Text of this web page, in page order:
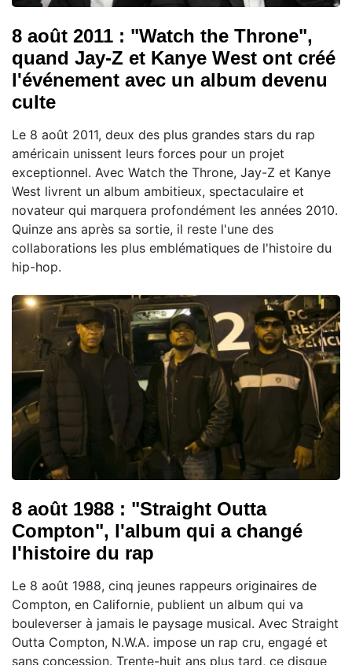
8 août 2011 : "Watch the Throne",
quand Jay-Z et Kanye West ont créé
l'événement avec un album devenu
culte
Le 8 août 2011, deux des plus grandes stars du rap
américain unissent leurs forces pour un projet
exceptionnel. Avec Watch the Throne, Jay-Z et Kanye
West livrent un album ambitieux, spectaculaire et
novateur qui marquera profondément les années 2010.
Quinze ans après sa sortie, il reste l'une des
collaborations les plus emblématiques de l'histoire du
hip-hop.
8 août 1988 : "Straight Outta
Compton", l'album qui a changé
l'histoire du rap
Le 8 août 1988, cinq jeunes rappeurs originaires de
Compton, en Californie, publient un album qui va
bouleverser à jamais le paysage musical. Avec Straight
Outta Compton, N.W.A. impose un rap cru, engagé et
sans concession. Trente-huit ans plus tard, ce disque